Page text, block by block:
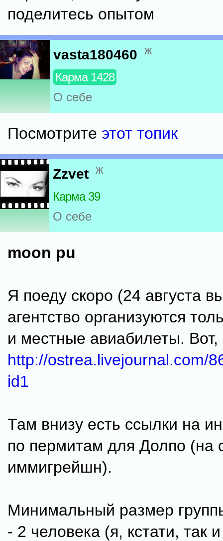
поделитесь опытом
vasta180460 ж
Карма 1428
О себе
Посмотрите этот топик
Zzvet ж
Карма 39
О себе
moon pu
Я поеду скоро (24 августа
агентство организуются
и местные авиабилеты. Вот,
http://ostrea.livejournal.com/
id1
Там внизу есть ссылки на
по пермитам для Долпо (на
иммигрейшн).
Минимальный размер
- 2 человека (я, кстати, так